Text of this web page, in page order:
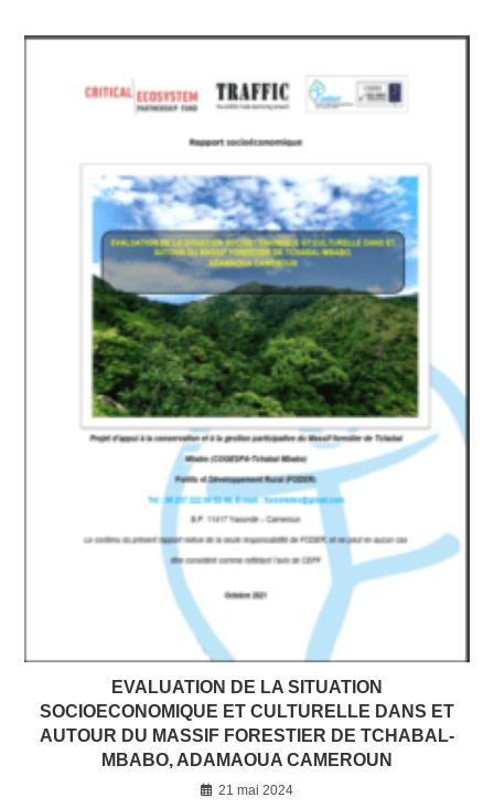
EVALUATION DE LA SITUATION
SOCIOECONOMIQUE ET CULTURELLE DANS ET
AUTOUR DU MASSIF FORESTIER DE TCHABAL-
MBABO, ADAMAOUA CAMEROUN
21 mai 2024